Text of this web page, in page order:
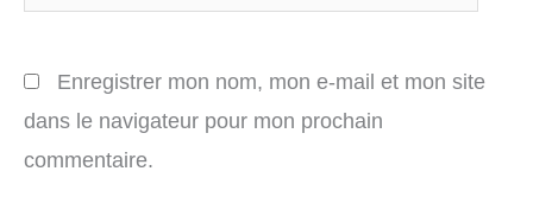
Enregistrer mon nom, mon e-mail et mon site
dans le navigateur pour mon prochain
commentaire.